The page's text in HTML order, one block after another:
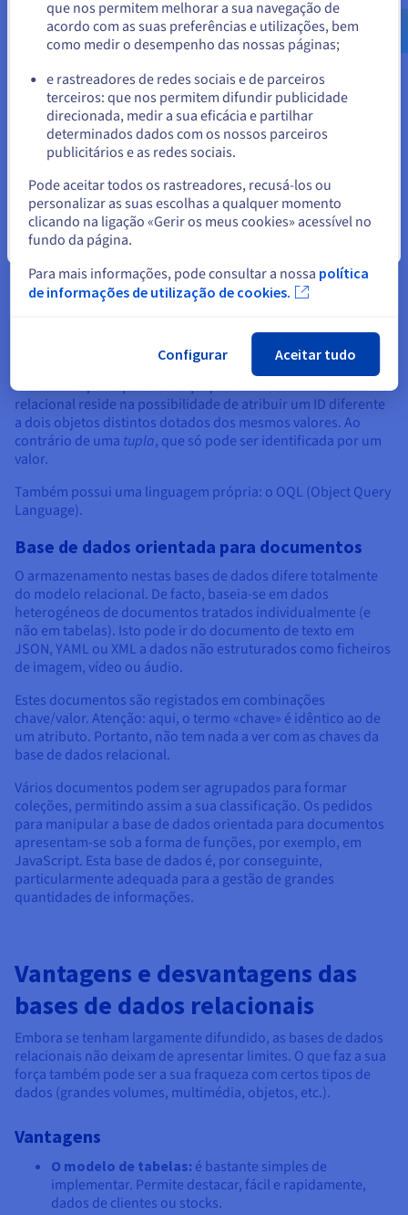
modelos de bases de dados
tabelas. Podem inspirar-se nele, mas possuem
especificidades próprias. Nos anos 80 surge o modelo
«orientado para o objeto», reinventando a forma como se
armazenam as informações. Nos anos 2000 surge o modelo
«NoSQL», que põe em causa o modelo relacional das bases de
práticas para análises avançadas, como o Big Data. Todos
estes modelos têm as suas características e vantagens.
Base de dados orientada para o objeto
Permite o armazenamento dos dados sob a forma de objetos.
Por «objeto» entende-se um grupo de dados no qual se define
O sistema SGBDO atribui automaticamente um identificador
(ID) a cada objeto, permitindo o acesso através de diferentes
métodos. A principal diferença quanto à base de dados
relacional reside na possibilidade de atribuir um ID diferente
a dois objetos distintos dotados dos mesmos valores. Ao
contrário de uma tupla, que só pode ser identificada por um
valor.
Também possui uma linguagem própria: o OQL (Object Query
Language).
Base de dados orientada para documentos
O armazenamento nestas bases de dados difere totalmente
do modelo relacional. De facto, baseia-se em dados
heterogéneos de documentos tratados individualmente (e
não em tabelas). Isto pode ir do documento de texto em
JSON, YAML ou XML a dados não estruturados como ficheiros
de imagem, vídeo ou áudio.
Estes documentos são registados em combinações
chave/valor. Atenção: aqui, o termo «chave» é idêntico ao de
um atributo. Portanto, não tem nada a ver com as chaves da
base de dados relacional.
Vários documentos podem ser agrupados para formar
coleções, permitindo assim a sua classificação. Os pedidos
para manipular a base de dados orientada para documentos
apresentam-se sob a forma de funções, por exemplo, em
JavaScript. Esta base de dados é, por conseguinte,
particularmente adequada para a gestão de grandes
quantidades de informações.
Vantagens e desvantagens das
bases de dados relacionais
Embora se tenham largamente difundido, as bases de dados
relacionais não deixam de apresentar limites. O que faz a sua
força também pode ser a sua fraqueza com certos tipos de
dados (grandes volumes, multimédia, objetos, etc.).
Vantagens
O modelo de tabelas: é bastante simples de
implementar. Permite destacar, fácil e rapidamente,
dados de clientes ou stocks.
us.ovhcloud.com/learn Inglês USD - $
ou
Ficar no website atual
Selecionar outro website
que nos permitem melhorar a sua navegação de
acordo com as suas preferências e utilizações, bem
como medir o desempenho das nossas páginas;
e rastreadores de redes sociais e de parceiros
terceiros: que nos permitem difundir publicidade
direcionada, medir a sua eficácia e partilhar
determinados dados com os nossos parceiros
publicitários e as redes sociais.
Pode aceitar todos os rastreadores, recusá-los ou
personalizar as suas escolhas a qualquer momento
clicando na ligação «Gerir os meus cookies» acessível no
fundo da página.
Para mais informações, pode consultar a nossa política
de informações de utilização de cookies.
Configurar Aceitar tudo